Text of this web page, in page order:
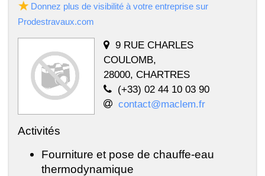
Donnez plus de visibilité à votre entreprise sur
Prodestravaux.com
9 RUE CHARLES
COULOMB,
28000, CHARTRES
(+33) 02 44 10 03 90
contact@maclem.fr
Activités
Fourniture et pose de chauffe-eau
thermodynamique